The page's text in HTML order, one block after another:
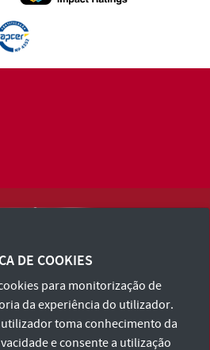
Condições e Política de Privacidade
de Acessibilidade
DE COOKIES
para monitorização de
da experiência do utilizador.
toma conhecimento da
e consente a utilização